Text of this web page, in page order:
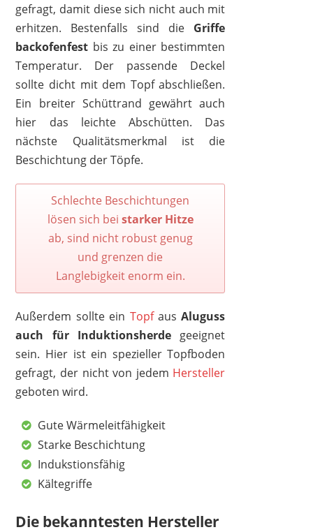
MAGIC HOME
1 2 3 4 5 6 7 8
9
10
>
gefragt, damit diese sich nicht auch mit
erhitzen. Bestenfalls sind die Griffe
backofenfest bis zu einer bestimmten
Temperatur. Der passende Deckel
sollte dicht mit dem Topf abschließen.
Ein breiter Schüttrand gewährt auch
hier das leichte Abschütten. Das
nächste Qualitätsmerkmal ist die
Beschichtung der Töpfe.
Schlechte Beschichtungen
lösen sich bei starker Hitze
ab, sind nicht robust genug
und grenzen die
Langlebigkeit enorm ein.
Außerdem sollte ein TopfausAluguss
auch für Induktionsherde geeignet
sein. Hier ist ein spezieller Topfboden
gefragt, der nicht von jedem Hersteller
geboten wird.
Gute Wärmeleitfähigkeit
Starke Beschichtung
Indukstionsfähig
Kältegriffe
Die bekanntesten Hersteller